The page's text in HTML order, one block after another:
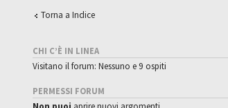
Torna a Indice
CHI C’È IN LINEA
Visitano il forum: Nessuno e 9 ospiti
PERMESSI FORUM